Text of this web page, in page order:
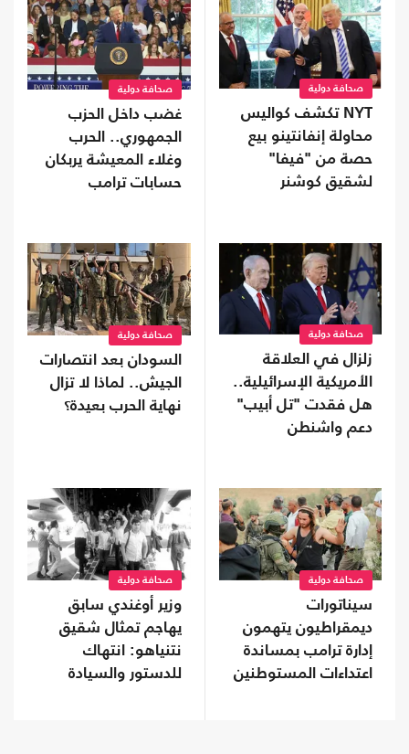
صحافة دولية
NYT تكشف كواليس
محاولة إنفانتينو بيع
حصة من "فيفا"
لشقيق كوشنر
صحافة دولية
غضب داخل الحزب
الجمهوري.. الحرب
وغلاء المعيشة يربكان
حسابات ترامب
صحافة دولية
زلزال في العلاقة
الأمريكية الإسرائيلية..
هل فقدت "تل أبيب"
دعم واشنطن
صحافة دولية
السودان بعد انتصارات
الجيش.. لماذا لا تزال
نهاية الحرب بعيدة؟
صحافة دولية
سيناتورات
ديمقراطيون يتهمون
إدارة ترامب بمساندة
اعتداءات المستوطنين
صحافة دولية
وزير أوغندي سابق
يهاجم تمثال شقيق
نتنياهو: انتهاك
للدستور والسيادة